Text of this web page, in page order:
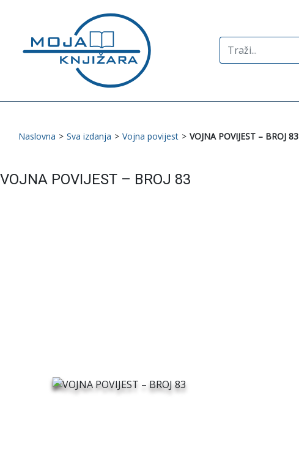
Search
for:
Naslovna > Sva izdanja > Vojna povijest > VOJNA POVIJEST – BROJ 83
VOJNA POVIJEST – BROJ 83